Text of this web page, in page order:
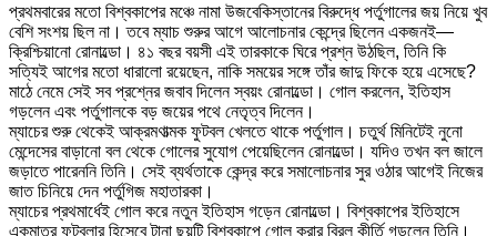
প্রথমবারের মতো বিশ্বকাপের মঞ্চে নামা উজবেকিস্তানের বিরুদ্ধে পর্তুগালের জয় নিয়ে খুব
বেশি সংশয় ছিল না। তবে ম্যাচ শুরুর আগে আলোচনার কেন্দ্রে ছিলেন একজনই—
ক্রিশ্চিয়ানো রোনাল্ডো। ৪১ বছর বয়সী এই তারকাকে ঘিরে প্রশ্ন উঠছিল, তিনি কি
সত্যিই আগের মতো ধারালো রয়েছেন, নাকি সময়ের সঙ্গে তাঁর জাদু ফিকে হয়ে এসেছে?
মাঠে নেমে সেই সব প্রশ্নের জবাব দিলেন স্বয়ং রোনাল্ডো। গোল করলেন, ইতিহাস
গড়লেন এবং পর্তুগালকে বড় জয়ের পথে নেতৃত্ব দিলেন।
ম্যাচের শুরু থেকেই আক্রমণাত্মক ফুটবল খেলতে থাকে পর্তুগাল। চতুর্থ মিনিটেই নুনো
মেন্দেসের বাড়ানো বল থেকে গোলের সুযোগ পেয়েছিলেন রোনাল্ডো। যদিও তখন বল জালে
জড়াতে পারেননি তিনি। সেই ব্যর্থতাকে কেন্দ্র করে সমালোচনার সুর ওঠার আগেই নিজের
জাত চিনিয়ে দেন পর্তুগিজ মহাতারকা।
ম্যাচের প্রথমার্ধেই গোল করে নতুন ইতিহাস গড়েন রোনাল্ডো। বিশ্বকাপের ইতিহাসে
একমাত্র ফুটবলার হিসেবে টানা ছয়টি বিশ্বকাপে গোল করার বিরল কীর্তি গড়লেন তিনি।